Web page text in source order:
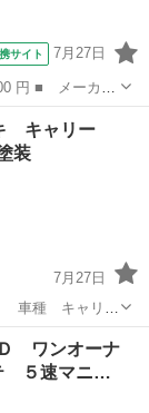
サイト 7月27日
レード名：
ドライブレコ
キャリー
装
7月27日
車検 R8.8
A/Cなし カスタム ○全塗...
ワンオーナ
５速マニ…